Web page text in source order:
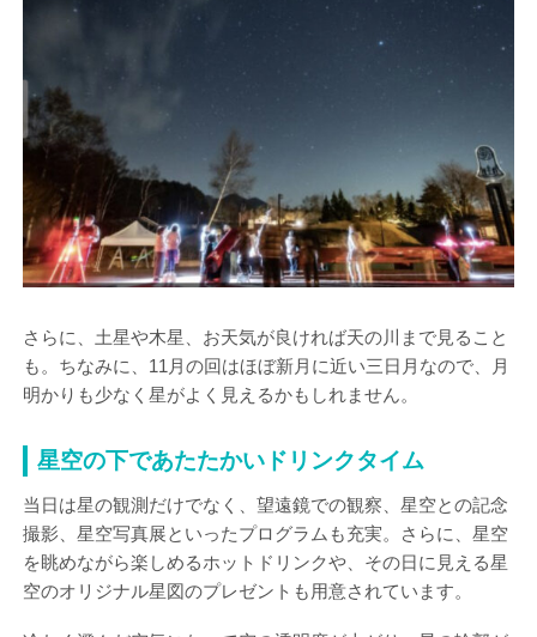
さらに、土星や木星、お天気が良ければ天の川まで見ること
も。ちなみに、11月の回はほぼ新月に近い三日月なので、月
明かりも少なく星がよく見えるかもしれません。
星空の下であたたかいドリンクタイム
当日は星の観測だけでなく、望遠鏡での観察、星空との記念
撮影、星空写真展といったプログラムも充実。さらに、星空
を眺めながら楽しめるホットドリンクや、その日に見える星
空のオリジナル星図のプレゼントも用意されています。